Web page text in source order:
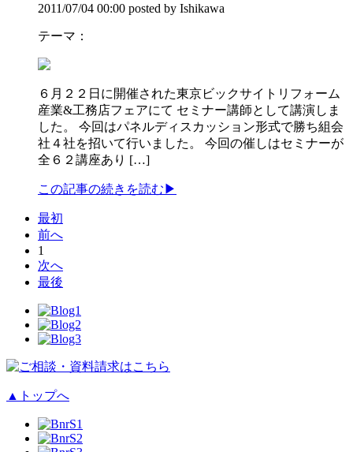
2011/07/04 00:00 posted by Ishikawa
テーマ：
６月２２日に開催された東京ビックサイトリフォーム
産業&工務店フェアにて セミナー講師として講演しま
した。 今回はパネルディスカッション形式で勝ち組会
社４社を招いて行いました。 今回の催しはセミナーが
全６２講座あり […]
この記事の続きを読む ▶
最初
前へ
1
次へ
最後
▲ トップへ